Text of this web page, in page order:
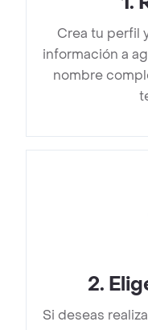
Crea tu perfil
información a
nombre
2.
Si deseas